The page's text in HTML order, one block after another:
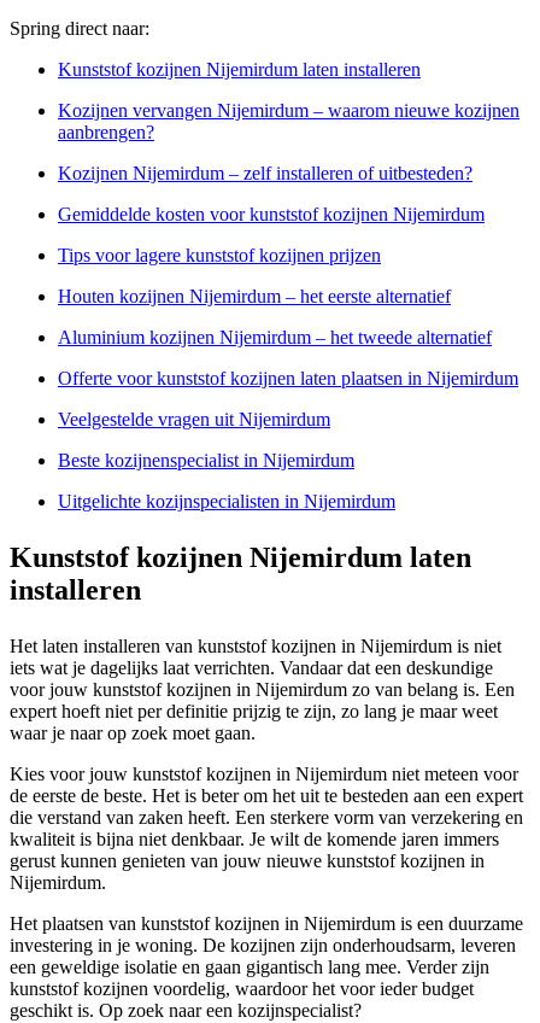
Spring direct naar:
Kunststof kozijnen Nijemirdum laten installeren
Kozijnen vervangen Nijemirdum – waarom nieuwe kozijnen
aanbrengen?
Kozijnen Nijemirdum – zelf installeren of uitbesteden?
Gemiddelde kosten voor kunststof kozijnen Nijemirdum
Tips voor lagere kunststof kozijnen prijzen
Houten kozijnen Nijemirdum – het eerste alternatief
Aluminium kozijnen Nijemirdum – het tweede alternatief
Offerte voor kunststof kozijnen laten plaatsen in Nijemirdum
Veelgestelde vragen uit Nijemirdum
Beste kozijnenspecialist in Nijemirdum
Uitgelichte kozijnspecialisten in Nijemirdum
Kunststof kozijnen Nijemirdum laten
installeren
Het laten installeren van kunststof kozijnen in Nijemirdum is niet
iets wat je dagelijks laat verrichten. Vandaar dat een deskundige
voor jouw kunststof kozijnen in Nijemirdum zo van belang is. Een
expert hoeft niet per definitie prijzig te zijn, zo lang je maar weet
waar je naar op zoek moet gaan.
Kies voor jouw kunststof kozijnen in Nijemirdum niet meteen voor
de eerste de beste. Het is beter om het uit te besteden aan een expert
die verstand van zaken heeft. Een sterkere vorm van verzekering en
kwaliteit is bijna niet denkbaar. Je wilt de komende jaren immers
gerust kunnen genieten van jouw nieuwe kunststof kozijnen in
Nijemirdum.
Het plaatsen van kunststof kozijnen in Nijemirdum is een duurzame
investering in je woning. De kozijnen zijn onderhoudsarm, leveren
een geweldige isolatie en gaan gigantisch lang mee. Verder zijn
kunststof kozijnen voordelig, waardoor het voor ieder budget
geschikt is. Op zoek naar een kozijnspecialist?